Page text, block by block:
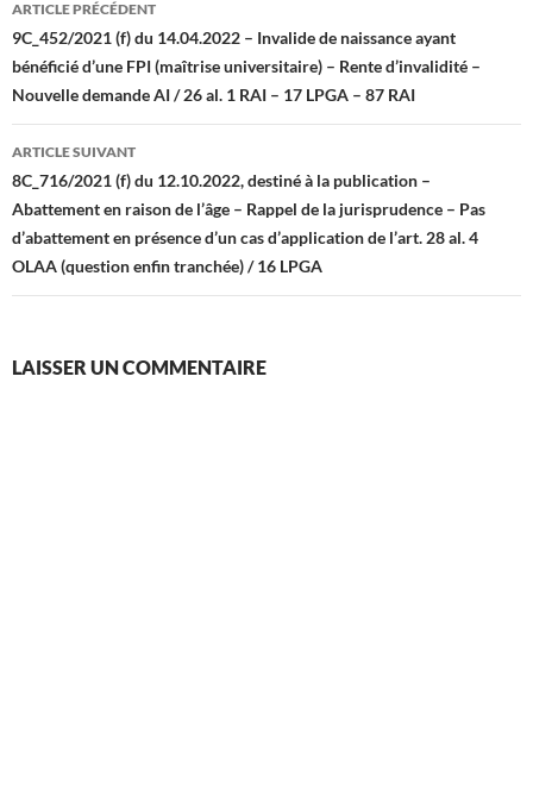
des
articles
ARTICLE PRÉCÉDENT
9C_452/2021 (f) du 14.04.2022 – Invalide de naissance ayant
bénéficié d’une FPI (maîtrise universitaire) – Rente d’invalidité –
Nouvelle demande AI / 26 al. 1 RAI – 17 LPGA – 87 RAI
ARTICLE SUIVANT
8C_716/2021 (f) du 12.10.2022, destiné à la publication –
Abattement en raison de l’âge – Rappel de la jurisprudence – Pas
d’abattement en présence d’un cas d’application de l’art. 28 al. 4
OLAA (question enfin tranchée) / 16 LPGA
LAISSER UN COMMENTAIRE